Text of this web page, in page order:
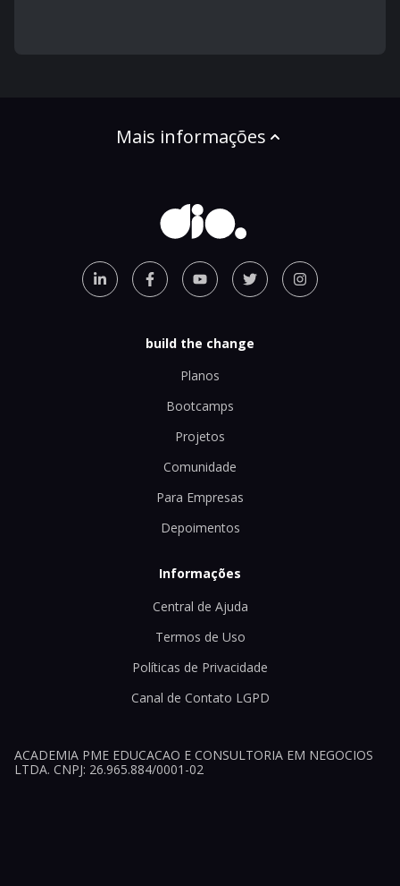
Mais informações
build the change
Planos
Bootcamps
Projetos
Comunidade
Para Empresas
Depoimentos
Informações
Central de Ajuda
Termos de Uso
Políticas de Privacidade
Canal de Contato LGPD
ACADEMIA PME EDUCACAO E CONSULTORIA EM NEGOCIOS
LTDA. CNPJ: 26.965.884/0001-02